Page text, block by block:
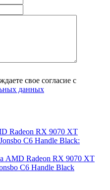
свое согласие с
данных
Radeon RX 9070 XT
C6 Handle Black:
AMD Radeon RX 9070 XT
C6 Handle Black